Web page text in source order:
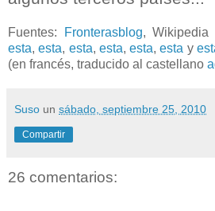
Fuentes: Fronterasblog, Wikipedia
esta,esta, esta, esta,esta,esta y
(en francés, traducido al castellano
Suso un sábado, septiembre 25, 2010
Compartir
26 comentarios: